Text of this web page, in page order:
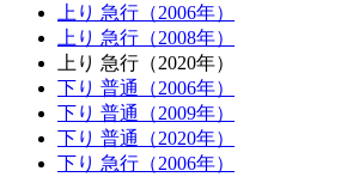
上り 急行（2006年）
上り 急行（2008年）
上り 急行（2020年）
下り 普通（2006年）
下り 普通（2009年）
下り 普通（2020年）
下り 急行（2006年）